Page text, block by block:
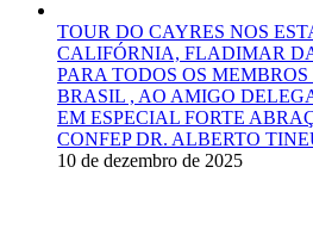
TOUR DO CAYRES NOS
CALIFÓRNIA, FLADIMAR
PARA TODOS OS
BRASIL , AO AMIGO
EM ESPECIAL FORTE
CONFEP DR. ALBERTO
10 de dezembro de 2025